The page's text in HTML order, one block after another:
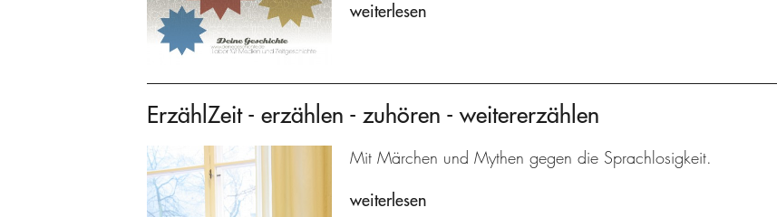
weiterlesen
ErzählZeit - erzählen - zuhören - weitererzählen
Mit Märchen und Mythen gegen die Sprachlosigkeit.
weiterlesen